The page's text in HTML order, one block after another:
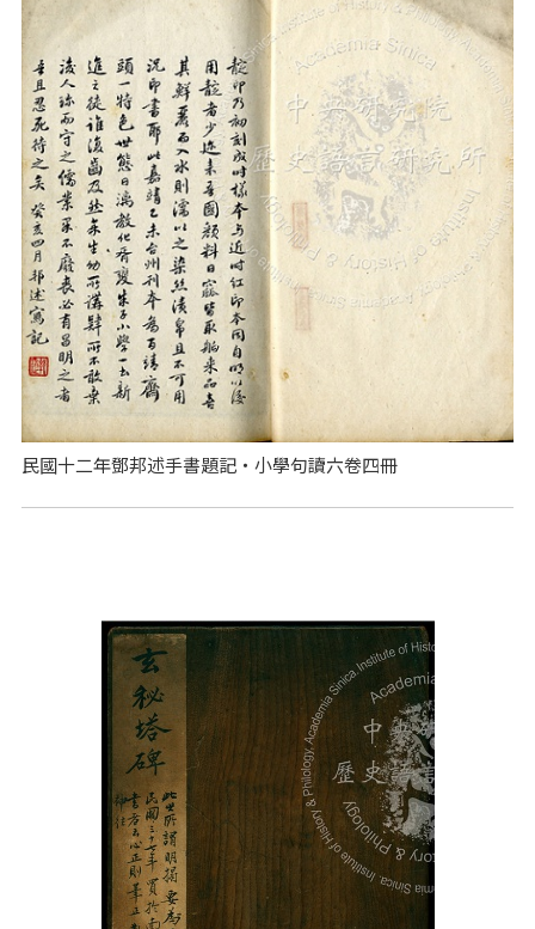
民國十二年鄧邦述手書題記‧小學句讀六卷四冊